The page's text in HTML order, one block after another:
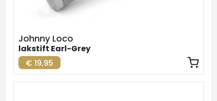
Johnny Loco
lakstift Earl-Grey
€ 19,95